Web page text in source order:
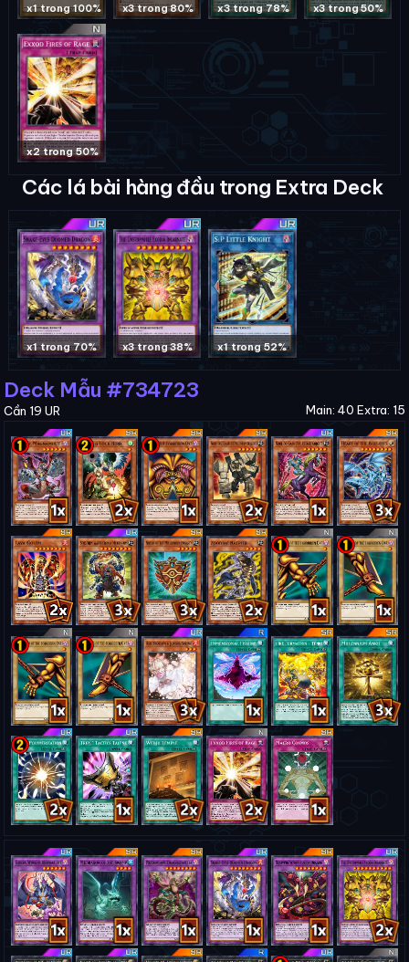
x1 trong 100% x3 trong 80% x3 trong 78% x3 trong 50%
x2 trong 50%
Các lá bài hàng đầu trong Extra Deck
x1 trong 70% x3 trong 38% x1 trong 52%
Deck Mẫu #734723
Cần 19 UR Main: 40 Extra: 15